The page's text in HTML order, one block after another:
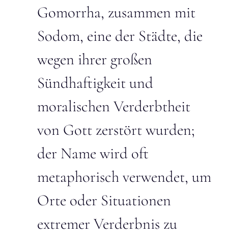
Gomorrha, zusammen mit
Sodom, eine der Städte, die
wegen ihrer großen
Sündhaftigkeit und
moralischen Verderbtheit
von Gott zerstört wurden;
der Name wird oft
metaphorisch verwendet, um
Orte oder Situationen
extremer Verderbnis zu